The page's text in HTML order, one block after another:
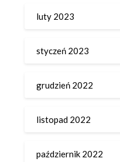
luty 2023
styczeń 2023
grudzień 2022
listopad 2022
październik 2022